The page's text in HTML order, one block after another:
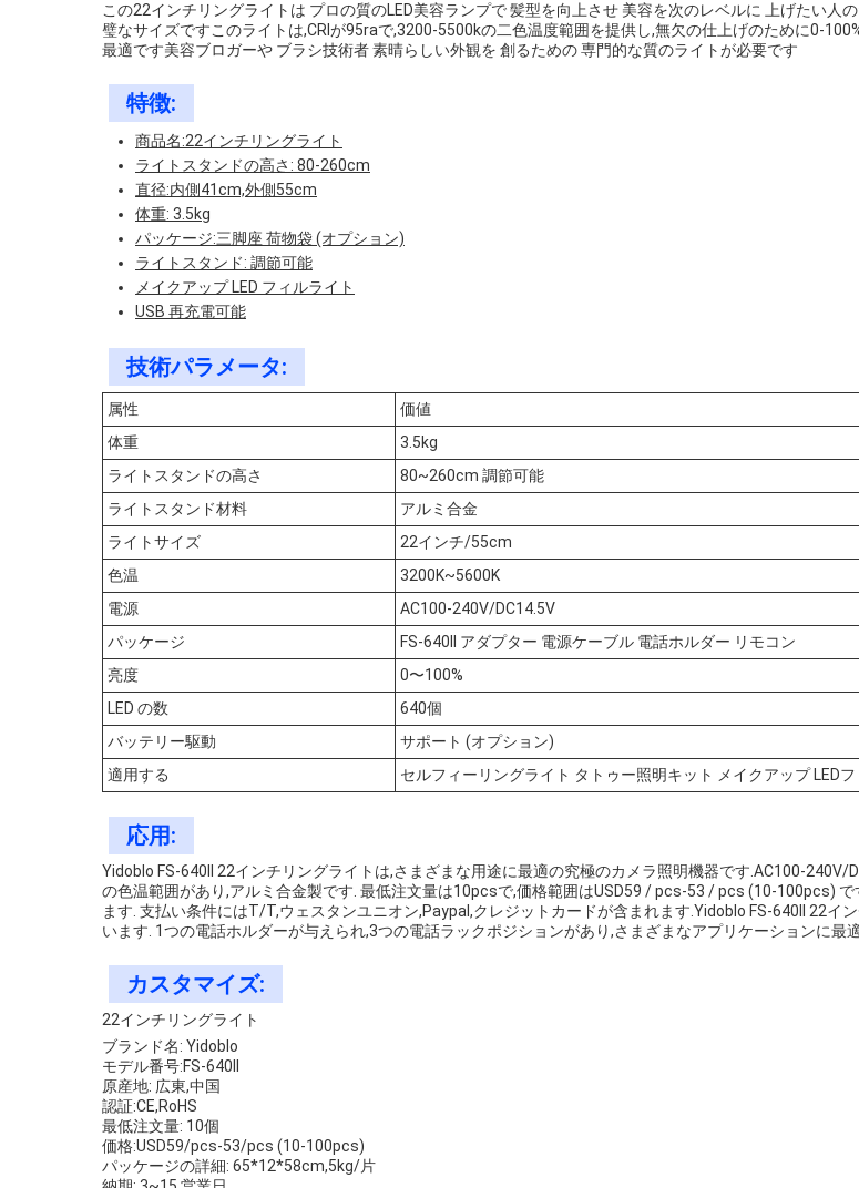
この22インチリングライトは プロの質のLED美容ランプで 髪型を向上させ 美容を次のレベルに 上げたい
璧なサイズですこのライトは,CRIが95raで,3200-5500kの二色温度範囲を提供し,無欠の仕上げのために0-
最適です美容ブロガーや ブラシ技術者 素晴らしい外観を 創るための 専門的な質のライトが必要です
特徴:
商品名:22インチリングライト
ライトスタンドの高さ: 80-260cm
直径:内側41cm,外側55cm
体重: 3.5kg
パッケージ:三脚座 荷物袋 (オプション)
ライトスタンド: 調節可能
メイクアップ LED フィルライト
USB 再充電可能
技術パラメータ:
属性
価値
体重
3.5kg
ライトスタンドの高さ
80~260cm 調節可能
ライトスタンド材料
アルミ合金
ライトサイズ
22インチ/55cm
色温
3200K~5600K
電源
AC100-240V/DC14.5V
パッケージ
FS-640II アダプター 電源ケーブル 電話ホルダー リモコン
亮度
0〜100%
LED の数
640個
バッテリー駆動
サポート (オプション)
適用する
セルフィーリングライト タトゥー照明キット メイクアップ LEDフ
応用:
Yidoblo FS-640II 22インチリングライトは,さまざまな用途に最適の究極のカメラ照明機器です.AC100-
の色温範囲があり,アルミ合金製です. 最低注文量は10pcsで,価格範囲はUSD59 / pcs-53 / pcs (10-100pcs)
ます. 支払い条件にはT/T,ウェスタンユニオン,Paypal,クレジットカードが含まれます.Yidoblo FS-640II 22
います. 1つの電話ホルダーが与えられ,3つの電話ラックポジションがあり,さまざまなアプリケーションに最
カスタマイズ:
22インチリングライト
ブランド名: Yidoblo
モデル番号:FS-640II
原産地: 広東,中国
認証:CE,RoHS
最低注文量: 10個
価格:USD59/pcs-53/pcs (10-100pcs)
パッケージの詳細: 65*12*58cm,5kg/片